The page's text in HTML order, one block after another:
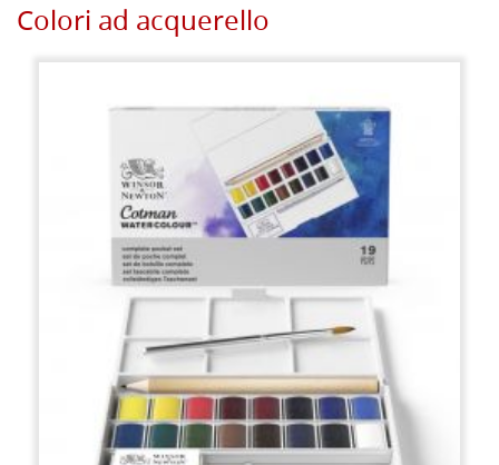
Colori ad acquerello